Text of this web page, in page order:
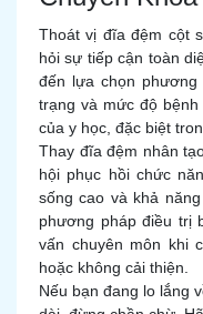
Thoát vị đĩa đệm cột
hỏi sự tiếp cận toàn
đến lựa chọn
trạng và mức độ
của y học, đặc biệt
Thay đĩa đệm nhân
hội phục hồi chức
sống cao và khả
phương pháp điều trị
vấn chuyên môn khi
hoặc không cải thiện.
Nếu bạn đang lo lắng